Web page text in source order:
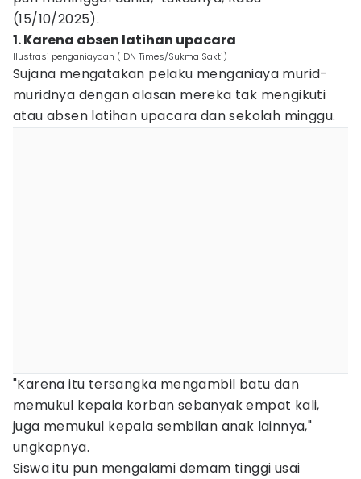
(15/10/2025).
1. Karena absen latihan upacara
Ilustrasi penganiayaan (IDN Times/Sukma Sakti)
Sujana mengatakan pelaku menganiaya murid-
muridnya dengan alasan mereka tak mengikuti
atau absen latihan upacara dan sekolah minggu.
"Karena itu tersangka mengambil batu dan
memukul kepala korban sebanyak empat kali,
juga memukul kepala sembilan anak lainnya,"
ungkapnya.
Siswa itu pun mengalami demam tinggi usai